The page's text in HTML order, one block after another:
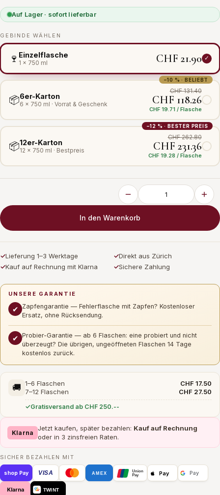
Auf Lager · sofort lieferbar
GEBINDE WÄHLEN
🍷 Einzelflasche
1 × 750 ml CHF 21.90
−10 % · BELIEBT
📦6er-Karton
6 × 750 ml · Vorrat & Geschenk
CHF 131.40
CHF 118.26
CHF 19.71 / Flasche
−12 % · BESTER PREIS
📦12er-Karton
12 × 750 ml · Bestpreis
CHF 262.80
CHF 231.36
CHF 19.28 / Flasche
In den Warenkorb
✓Lieferung 1–3 Werktage ✓Direkt aus Zürich
✓Kauf auf Rechnung mit Klarna ✓Sichere Zahlung
UNSERE GARANTIE
✔
Zapfengarantie — Fehlerflasche mit Zapfen? Kostenloser
Ersatz, ohne Rücksendung.
✔ Probier-Garantie — ab 6 Flaschen: eine probiert und nicht
überzeugt? Die übrigen, ungeöffneten Flaschen 14 Tage
kostenlos zurück.
🚚 1–6 Flaschen
CHF 17.50
7–12 Flaschen
CHF 27.50
Gratisversand ab CHF 250.--
Klarna
Jetzt kaufen, später bezahlen: Kauf auf Rechnung
oder in 3 zinsfreien Raten.
SICHER BEZAHLEN MIT
shop Pay VISA AMEX
Union
Pay
Pay Pay
Klarna TWINT